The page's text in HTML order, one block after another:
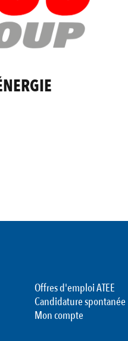
Offres d'emploi ATEE
Candidature spontanée
Mon compte